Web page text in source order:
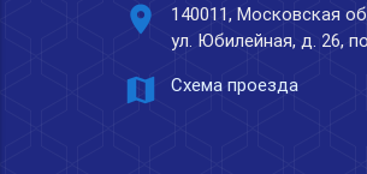
place
140011, Московская
ул. Юбилейная, д. 26,
map Схема проезда